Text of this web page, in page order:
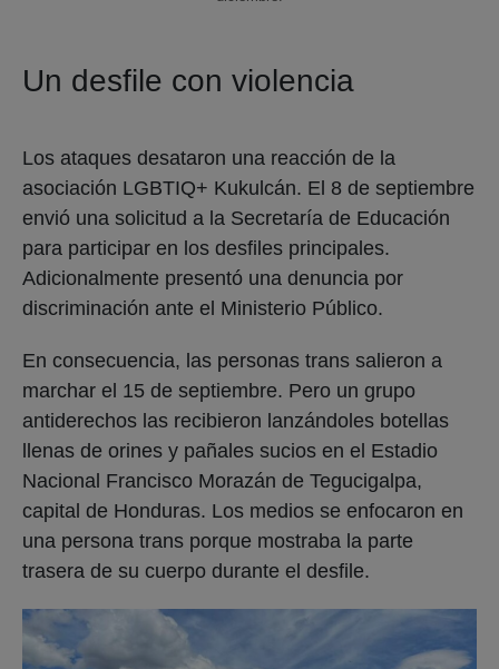
Un desfile con violencia
Los ataques desataron una reacción de la
asociación LGBTIQ+ Kukulcán. El 8 de septiembre
envió una solicitud a la Secretaría de Educación
para participar en los desfiles principales.
Adicionalmente presentó una denuncia por
discriminación ante el Ministerio Público.
En consecuencia, las personas trans salieron a
marchar el 15 de septiembre. Pero un grupo
antiderechos las recibieron lanzándoles botellas
llenas de orines y pañales sucios en el Estadio
Nacional Francisco Morazán de Tegucigalpa,
capital de Honduras. Los medios se enfocaron en
una persona trans porque mostraba la parte
trasera de su cuerpo durante el desfile.